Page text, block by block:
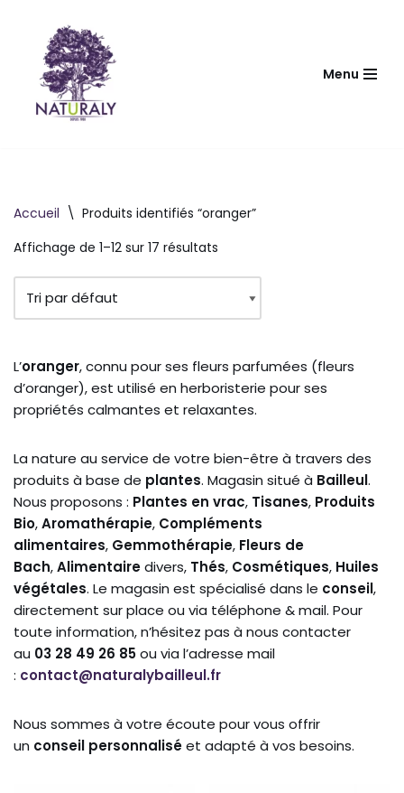
contenu
Menu
Accueil \ Produits identifiés “oranger”
Affichage de 1–12 sur 17 résultats
L’oranger, connu pour ses fleurs parfumées (fleurs
d’oranger), est utilisé en herboristerie pour ses
propriétés calmantes et relaxantes.
La nature au service de votre bien-être à travers des
produits à base de plantes. Magasin situé à Bailleul.
Nous proposons : Plantes en vrac, Tisanes, Produits
Bio,Aromathérapie, Compléments
alimentaires, Gemmothérapie, Fleurs de
Bach,Alimentairedivers, Thés, Cosmétiques, Huiles
végétales. Le magasin est spécialisé dans le conseil,
directement sur place ou via téléphone & mail. Pour
toute information, n’hésitez pas à nous contacter
au 03 28 49 26 85ou via l’adresse mail
: contact@naturalybailleul.fr
Nous sommes à votre écoute pour vous offrir
un conseil personnaliséet adapté à vos besoins.